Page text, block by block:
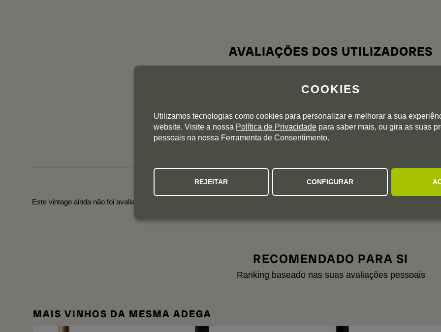
AVALIAÇÕES DOS UTILIZADORES
0 avaliações
5
3
2
Este vintage ainda não foi avaliado. Utilize a navegação abaixo para ver avaliações de vintages anteriores.
RECOMENDADO PARA SI
Ranking baseado nas suas avaliações pessoais
MAIS VINHOS DA MESMA ADEGA
COOKIES
Utilizamos tecnologias como cookies para personalizar e melhorar a sua
website. Visite a nossa Política de Privacidade para saber mais, ou gira as suas
pessoais na nossa Ferramenta de Consentimento.
REJEITAR CONFIGURAR